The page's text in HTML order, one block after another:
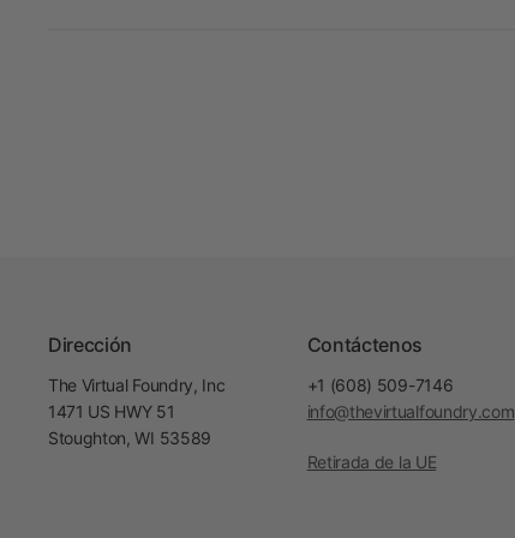
Dirección
The Virtual Foundry, Inc
1471 US HWY 51
Stoughton, WI 53589
Contáctenos
+1 (608) 509-7146
info@thevirtualfoundry.com
Retirada de la UE